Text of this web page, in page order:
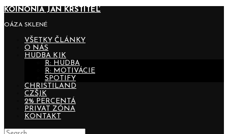
KOINONIA JÁN KRSTITEĽ
OÁZA SKLENÉ
VŠETKY ČLÁNKY
O NÁS
HUDBA KJK
R: HUDBA
R: MOTIVÁCIE
SPOTIFY
CHRISTILAND
CZŠJK
2% PERCENTÁ
PRIVAT ZÓNA
KONTAKT